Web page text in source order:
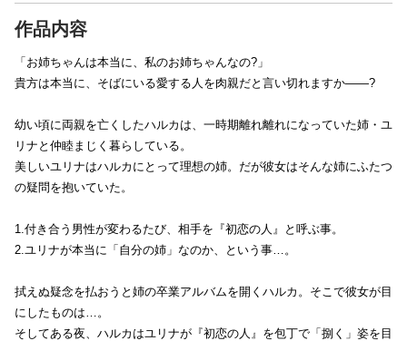
作品内容
「お姉ちゃんは本当に、私のお姉ちゃんなの?」
貴方は本当に、そばにいる愛する人を肉親だと言い切れますか――?
幼い頃に両親を亡くしたハルカは、一時期離れ離れになっていた姉・ユ
リナと仲睦まじく暮らしている。
美しいユリナはハルカにとって理想の姉。だが彼女はそんな姉にふたつ
の疑問を抱いていた。
1.付き合う男性が変わるたび、相手を『初恋の人』と呼ぶ事。
2.ユリナが本当に「自分の姉」なのか、という事…。
拭えぬ疑念を払おうと姉の卒業アルバムを開くハルカ。そこで彼女が目
にしたものは…。
そしてある夜、ハルカはユリナが『初恋の人』を包丁で「捌く」姿を目